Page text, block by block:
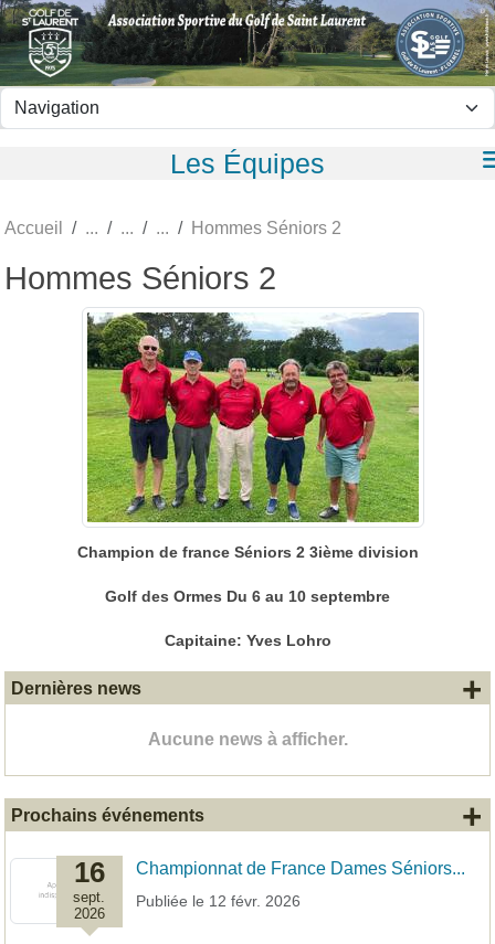
Les Équipes
Accueil Hommes Séniors 2
Hommes Séniors 2
Champion de france Séniors 2 3ième division
Golf des Ormes Du 6 au 10 septembre
Capitaine: Yves Lohro
Dernières news
Aucune news à afficher.
+
Prochains événements
16
sept.
2026
Championnat de France Dames Séniors...
Publiée le 12 févr. 2026
+
Panneau de gestion des cookies